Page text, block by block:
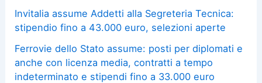
Invitalia assume Addetti alla Segreteria Tecnica:
stipendio fino a 43.000 euro, selezioni aperte
Ferrovie dello Stato assume: posti per diplomati e
anche con licenza media, contratti a tempo
indeterminato e stipendi fino a 33.000 euro